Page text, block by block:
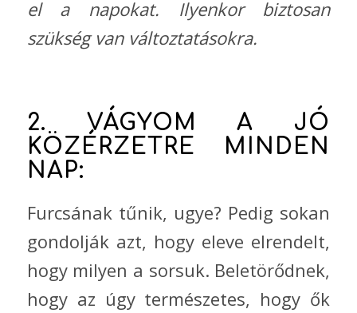
el a napokat. Ilyenkor biztosan
szükség van változtatásokra.
2. VÁGYOM A JÓ
KÖZÉRZETRE MINDEN
NAP:
Furcsának tűnik, ugye? Pedig sokan
gondolják azt, hogy eleve elrendelt,
hogy milyen a sorsuk. Beletörődnek,
hogy az úgy természetes, hogy ők